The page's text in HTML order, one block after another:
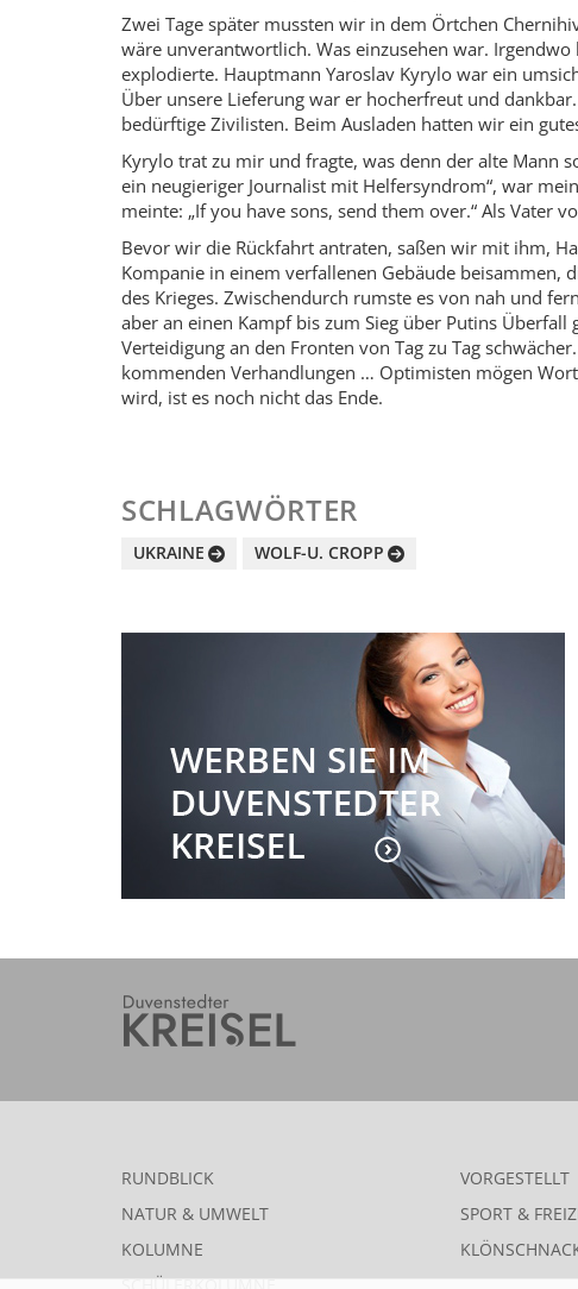
Zwei Tage später mussten wir in dem Örtchen
wäre unverantwortlich. Was einzusehen war.
explodierte. Hauptmann Yaroslav Kyrylo war ein
Über unsere Lieferung war er hocherfreut und
bedürftige Zivilisten. Beim Ausladen hatten wir ein
Kyrylo trat zu mir und fragte, was denn der alte Mann
ein neugieriger Journalist mit Helfersyndrom“, war
meinte: „If you have sons, send them over.“ Als Vater
Bevor wir die Rückfahrt antraten, saßen wir mit ihm,
Kompanie in einem verfallenen Gebäude beisammen,
des Krieges. Zwischendurch rumste es von nah und
aber an einen Kampf bis zum Sieg über Putins
Verteidigung an den Fronten von Tag zu Tag
kommenden Verhandlungen … Optimisten mögen
wird, ist es noch nicht das Ende.
SCHLAGWÖRTER
UKRAINE WOLF-U. CROPP
RUNDBLICK VORGESTELLT
NATUR & UMWELT
SPORT &
KOLUMNE